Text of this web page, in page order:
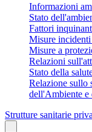
Informazioni
Stato
Fattori
Misure
Misure a
Relazioni
Stato della
Relazione sullo
dell'Ambiente e
Strutture sanitarie